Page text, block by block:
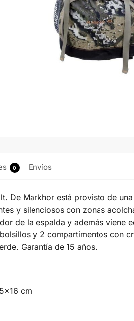
0 Envíos
De Markhor está provisto de
y silenciosos con zonas
de la espalda y además viene
y 2 compartimentos con
Garantía de 15 años.
cm